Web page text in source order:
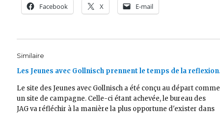
Facebook X E-mail
Similaire
Les Jeunes avec Gollnisch prennent le temps de la
Le site des Jeunes avec Gollnisch a été conçu au départ comme
un site de campagne. Celle-ci étant achevée, le bureau des
JAG va réfléchir à la manière la plus opportune d'exister dans